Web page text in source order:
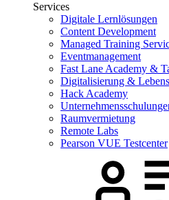
Services
Digitale Lernlösungen
Content Development
Managed Training
Eventmanagement
Fast Lane Academy &
Digitalisierung &
Hack Academy
Raumvermietung
Remote Labs
Pearson VUE Testcenter